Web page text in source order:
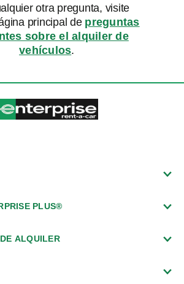
otra pregunta, visite
principal de preguntas
sobre el alquiler de
vehículos.
PLUS®
ALQUILER